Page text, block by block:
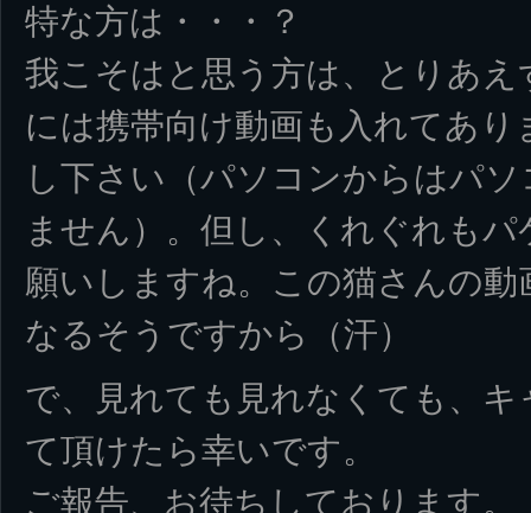
特な方は・・・？
我こそはと思う方は、とりあえ
には携帯向け動画も入れてあ
し下さい（パソコンからはパ
ません）。但し、くれぐれも
願いしますね。この猫さんの
なるそうですから（汗）
で、見れても見れなくても、
て頂けたら幸いです。
ご報告、お待ちしております。